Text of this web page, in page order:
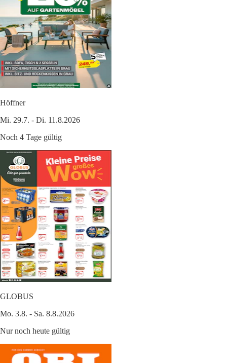
Höffner
Mi. 29.7. - Di. 11.8.2026
Noch 4 Tage gültig
GLOBUS
Mo. 3.8. - Sa. 8.8.2026
Nur noch heute gültig